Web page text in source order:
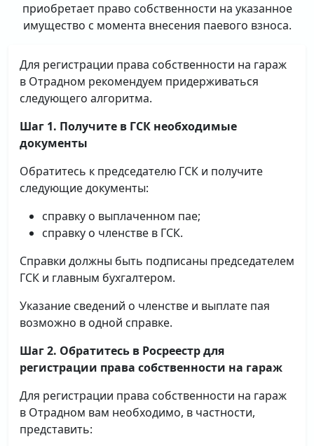
приобретает право собственности на указанное
имущество с момента внесения паевого взноса.
Для регистрации права собственности на гараж
в Отрадном рекомендуем придерживаться
следующего алгоритма.
Шаг 1. Получите в ГСК необходимые
документы
Обратитесь к председателю ГСК и получите
следующие документы:
справку о выплаченном пае;
справку о членстве в ГСК.
Справки должны быть подписаны председателем
ГСК и главным бухгалтером.
Указание сведений о членстве и выплате пая
возможно в одной справке.
Шаг 2. Обратитесь в Росреестр для
регистрации права собственности на гараж
Для регистрации права собственности на гараж
в Отрадном вам необходимо, в частности,
представить: